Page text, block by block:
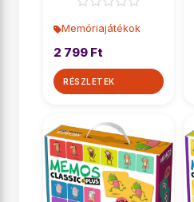
Memóriajátékok
2 799 Ft
RÉSZLETEK